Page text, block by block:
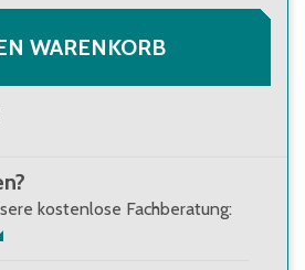
WARENKORB
kostenlose Fachberatung: